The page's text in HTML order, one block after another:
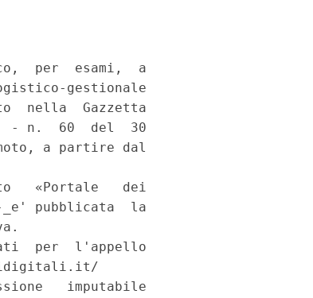
per  esami,  a
gestionale
nella  Gazzetta
- n.  60  del  30
a partire dal
«Portale   dei
pubblicata  la
per  l'appello
imputabile